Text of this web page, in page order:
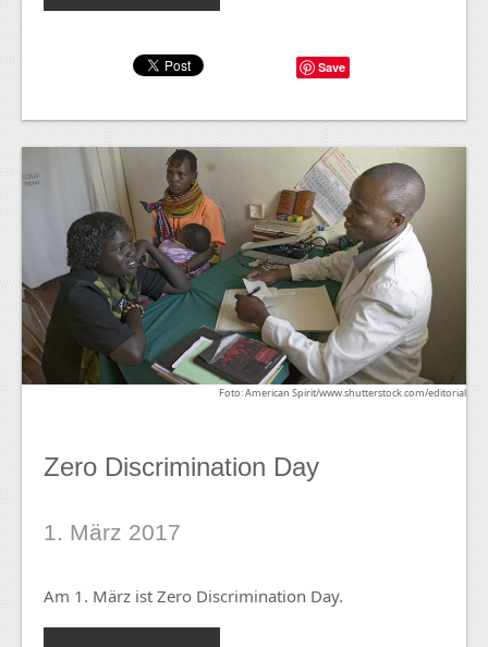
Save
Foto: American Spirit/www.shutterstock.com/editorial
Zero Discrimination Day
1. März 2017
Am 1. März ist Zero Discrimination Day.